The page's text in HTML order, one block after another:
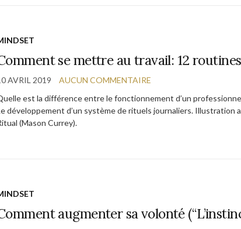
se mettre au travail: 12
AVRIL 2019
AUCUN COMMENTAIRE
est la différence entre le fonctionnement d’un
développement d’un système de rituels journaliers. Illustration
(Mason Currey).
augmenter sa volonté